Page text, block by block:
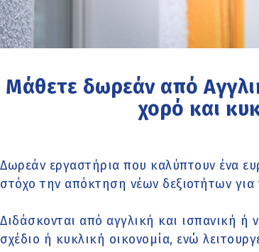
Μάθετε δωρεάν από
χορό και
Δωρεάν εργαστήρια που καλύπτουν ένα
στόχο την απόκτηση νέων δεξιοτήτων
Διδάσκονται από αγγλική και ισπανική
σχέδιο ή κυκλική οικονομία, ενώ